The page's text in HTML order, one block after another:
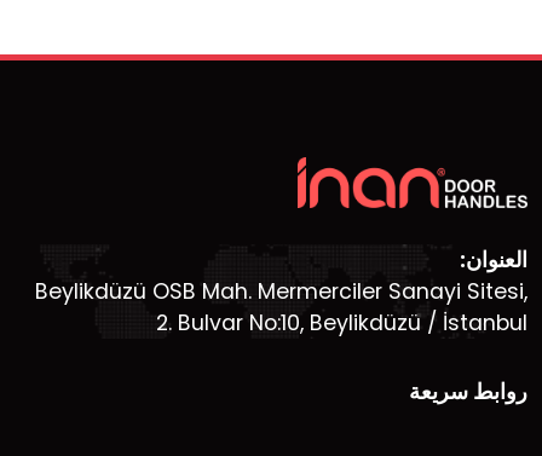
العنوان:
Beylikdüzü OSB Mah. Mermerciler Sanayi Sitesi,
2. Bulvar No:10, Beylikdüzü / İstanbul
روابط سريعة